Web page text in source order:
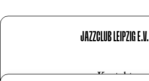
JAZZCLUB LEIPZIG E.V.
Kontakt